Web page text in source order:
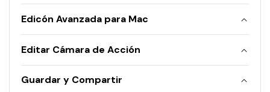
• Cambiar Cara
• Crear Memes
• Añadir Emojis
Videos de Redes Sociales
Edicón Avanzada para Mac
Editar Cámara de Acción
Guardar y Compartir